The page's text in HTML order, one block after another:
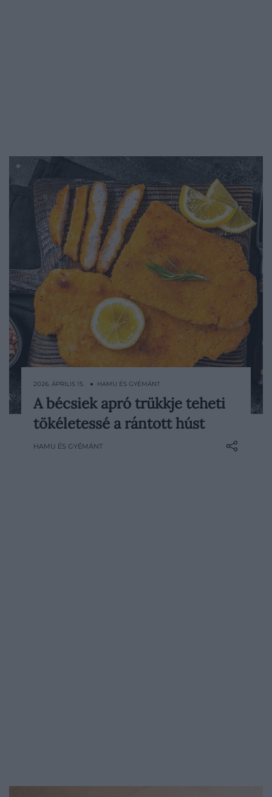
A rántott hús idehaza is biztos pontja a
vasárnapi ebédeknek, Bécsben viszont
szinte külön művészetté emelték az
2026. ÁPRILIS 15. ● HAMU ÉS GYÉMÁNT
A bécsiek apró trükkje teheti
tökéletessé a rántott húst
HAMU ÉS GYÉMÁNT